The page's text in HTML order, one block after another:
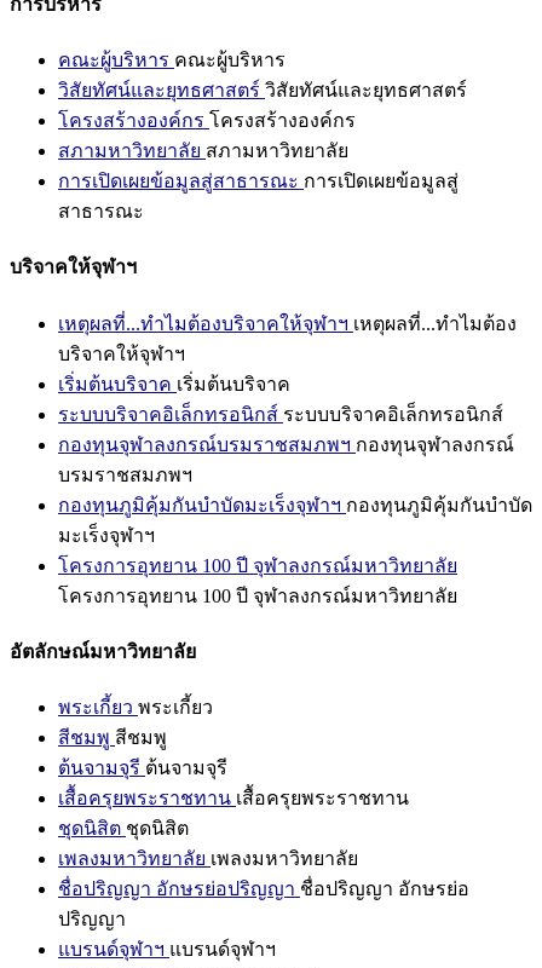
คณะผู้บริหาร คณะผู้บริหาร
วิสัยทัศน์และยุทธศาสตร์ วิสัยทัศน์และยุทธศาสตร์
โครงสร้างองค์กร โครงสร้างองค์กร
สภามหาวิทยาลัย สภามหาวิทยาลัย
การเปิดเผยข้อมูลสู่สาธารณะ การเปิดเผยข้อมูลสู่
สาธารณะ
บริจาคให้จุฬาฯ
เหตุผลที่...ทำไมต้องบริจาคให้จุฬาฯ เหตุผลที่...ทำไมต้อง
บริจาคให้จุฬาฯ
เริ่มต้นบริจาค เริ่มต้นบริจาค
ระบบบริจาคอิเล็กทรอนิกส์ ระบบบริจาคอิเล็กทรอนิกส์
กองทุนจุฬาลงกรณ์บรมราชสมภพฯ กองทุนจุฬาลงกรณ์
บรมราชสมภพฯ
กองทุนภูมิคุ้มกันบำบัดมะเร็งจุฬาฯ กองทุนภูมิคุ้มกันบำบัด
มะเร็งจุฬาฯ
โครงการอุทยาน 100 ปี จุฬาลงกรณ์มหาวิทยาลัย
โครงการอุทยาน 100 ปี จุฬาลงกรณ์มหาวิทยาลัย
อัตลักษณ์มหาวิทยาลัย
พระเกี้ยว พระเกี้ยว
สีชมพู สีชมพู
ต้นจามจุรี ต้นจามจุรี
เสื้อครุยพระราชทาน เสื้อครุยพระราชทาน
ชุดนิสิต ชุดนิสิต
เพลงมหาวิทยาลัย เพลงมหาวิทยาลัย
ชื่อปริญญา อักษรย่อปริญญา ชื่อปริญญา อักษรย่อ
ปริญญา
แบรนด์จุฬาฯ แบรนด์จุฬาฯ